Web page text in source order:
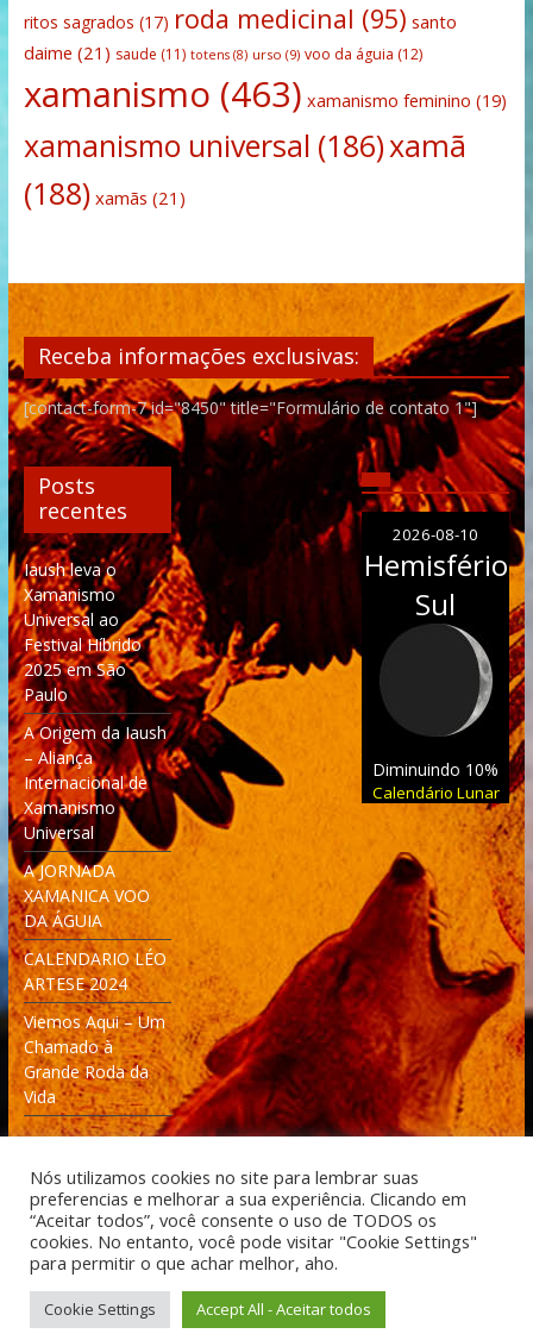
ritos sagrados (17) roda medicinal (95) santo
daime (21) saude (11) totens(8) urso (9) voo da águia (12)
xamanismo (463) xamanismo feminino (19)
xamanismo universal (186)xamã
(188) xamãs (21)
Receba informações exclusivas:
[contact-form-7 id="8450" title="Formulário de contato 1"]
Posts
recentes
Iaush leva o
Xamanismo
Universal ao
Festival Híbrido
2025 em São
Paulo
A Origem da Iaush
– Aliança
Internacional de
Xamanismo
Universal
A JORNADA
XAMANICA VOO
DA ÁGUIA
CALENDARIO LÉO
ARTESE 2024
Viemos Aqui – Um
Chamado à
Grande Roda da
Vida
2026-08-10
Hemisfério
Sul
Diminuindo 10%
Calendário Lunar
Desenvolvido: Moleculas4D - Engenharia Espacial e
Tecnologia [moleculas4d.com.br]
Nós utilizamos cookies no site para lembrar suas
preferencias e melhorar a sua experiência. Clicando em
“Aceitar todos”, você consente o uso de TODOS os
cookies. No entanto, você pode visitar "Cookie Settings"
para permitir o que achar melhor, aho.
Cookie Settings Accept All - Aceitar todos